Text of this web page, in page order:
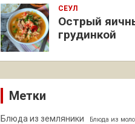
СЕУЛ
Острый
грудинкой
Метки
Блюда из земляники Блюда из